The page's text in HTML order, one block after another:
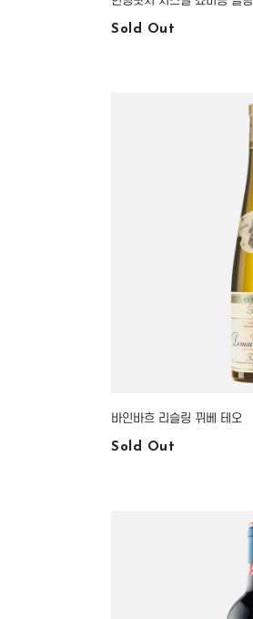
Sold Out
바인바흐 리슬링 뀌베 테오
Sold Out